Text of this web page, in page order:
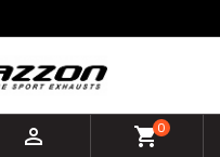
 shopping_cart0